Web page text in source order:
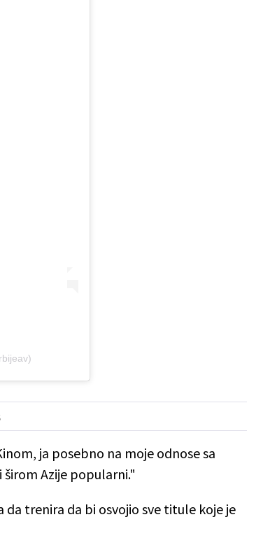
ja posebno na moje odnose sa
Azije popularni."
da trenira da bi osvojio sve titule koje je